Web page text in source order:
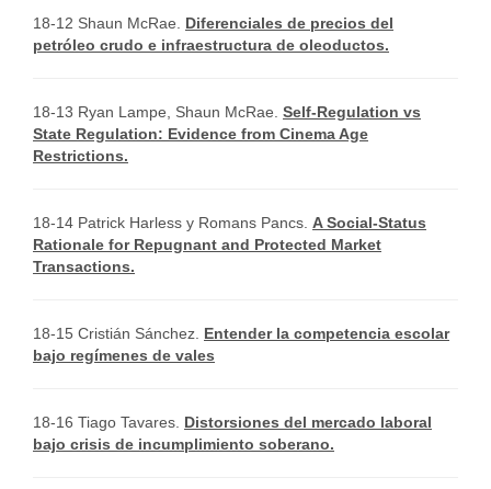
18-12 Shaun McRae. Diferenciales de precios del
petróleo crudo e infraestructura de oleoductos.
18-13 Ryan Lampe, Shaun McRae. Self-Regulation vs
State Regulation: Evidence from Cinema Age
Restrictions.
18-14 Patrick Harless y Romans Pancs. A Social-Status
Rationale for Repugnant and Protected Market
Transactions.
18-15 Cristián Sánchez. Entender la competencia escolar
bajo regímenes de vales
18-16 Tiago Tavares. Distorsiones del mercado laboral
bajo crisis de incumplimiento soberano.